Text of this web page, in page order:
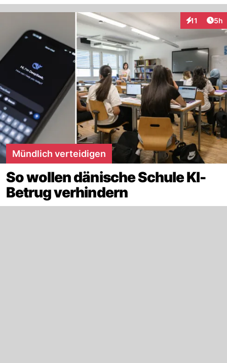
11 5h
Mündlich verteidigen
So wollen dänische Schule KI-
Betrug verhindern